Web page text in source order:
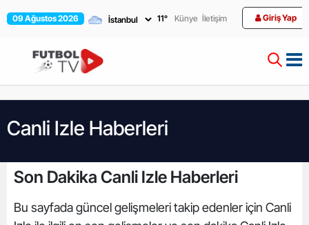
09 Ağustos 2026 11° Künye İletişim Giriş Yap
Canli Izle Haberleri
Son Dakika Canli Izle Haberleri
Bu sayfada güncel gelişmeleri takip edenler için Canli